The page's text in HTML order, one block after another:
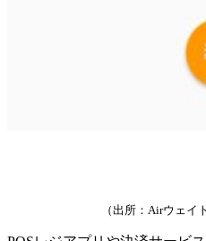
（出所：Airウェイ